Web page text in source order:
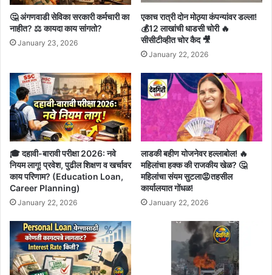
🤔 अंगणवाडी सेविका सरकारी कर्मचारी का
नाहीत? ⚖️ कायदा काय सांगतो?
January 23, 2026
एकाच रात्री दोन मोठ्या कंपन्यांवर डल्ला!
💰12 लाखांची धाडसी चोरी 🔥
सीसीटीव्हीत चोर कैद 🎥
January 22, 2026
🎓 दहावी-बारावी परीक्षा 2026: नवे
नियम लागू! प्रवेश, पुढील शिक्षण व खर्चावर
काय परिणाम? (Education Loan,
Career Planning)
January 22, 2026
लाडकी बहीण योजनेवर हल्लाबोल! 🔥
महिलांचा हक्क की राजकीय खेळ? 🤔
महिलांचा संयम सुटला😡तहसील
कार्यालयात गोंधळ!
January 22, 2026